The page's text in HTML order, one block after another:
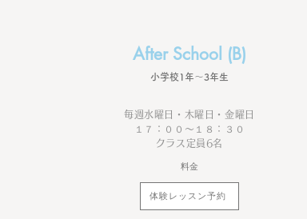
After School (B)
​小学校1年〜3年生
毎週水曜日・木曜日・金曜日
１７：００〜１８：３０
クラス定員6名
料金
体験レッスン予約